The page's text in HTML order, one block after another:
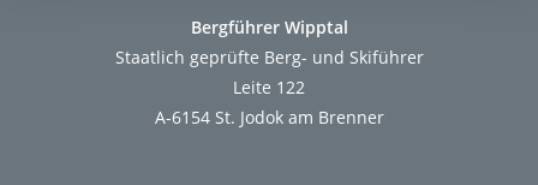
Bergführer Wipptal
Staatlich geprüfte Berg- und Skiführer
Leite 122
A-6154 St. Jodok am Brenner